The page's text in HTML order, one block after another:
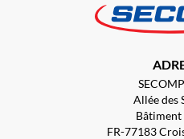
Allée des
Bâtiment
FR-77183